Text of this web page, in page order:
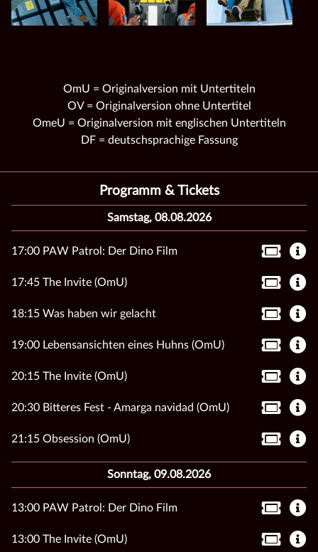
OmU = Originalversion mit Untertiteln
OV = Originalversion ohne Untertitel
OmeU = Originalversion mit englischen Untertiteln
DF = deutschsprachige Fassung
Programm & Tickets
Samstag, 08.08.2026
17:00 PAW Patrol: Der Dino Film
17:45 The Invite (OmU)
18:15 Was haben wir gelacht
19:00 Lebensansichten eines Huhns (OmU)
20:15 The Invite (OmU)
20:30 Bitteres Fest - Amarga navidad (OmU)
21:15 Obsession (OmU)
Sonntag, 09.08.2026
13:00 PAW Patrol: Der Dino Film
13:00 The Invite (OmU)